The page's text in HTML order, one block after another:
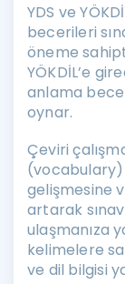
YDS ve
becerileri
öneme
YÖKDİL’e
anlama
oynar.
Çeviri
(vocabulary)
gelişmesine
artarak
ulaşmanıza
kelimelere
ve dil bilgisi